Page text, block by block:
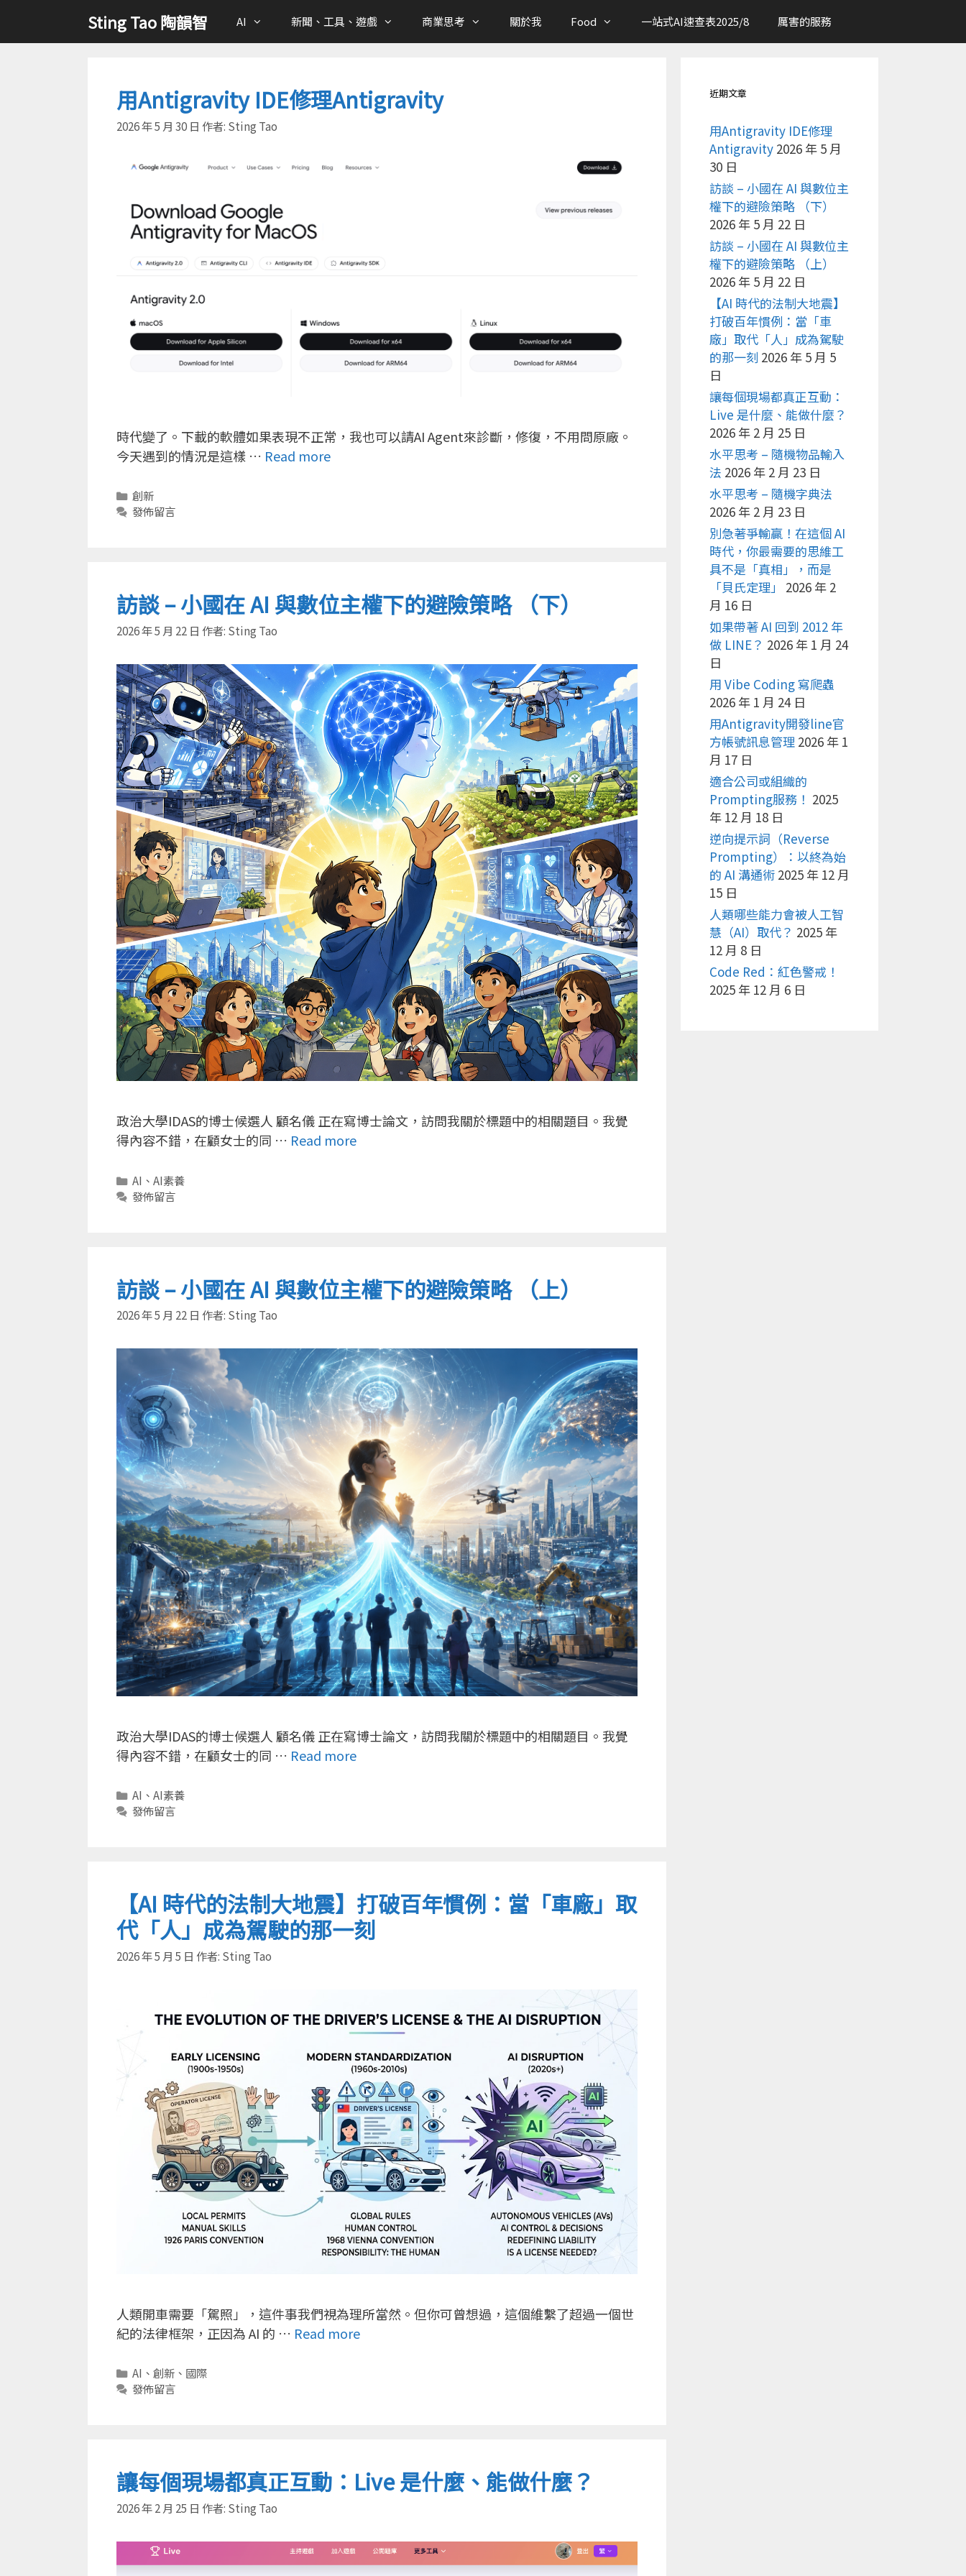
主
Sting Tao 陶韻智 AI 新聞、工具、遊戲 商業思考 關於我 Food 一站式AI速查表2025/8 厲害的服務
用Antigravity IDE修理Antigravity
2026 年 5 月 30 日 作者: Sting Tao
時代變了。下載的軟體如果表現不正常，我也可以請AI Agent來診斷，修復，不用問原廠。
今天遇到的情況是這樣 … Read more
分
類
創新
發佈留言
訪談 – 小國在 AI 與數位主權下的避險策略 （下）
2026 年 5 月 22 日 作者: Sting Tao
政治大學IDAS的博士候選人 顧名儀 正在寫博士論文，訪問我關於標題中的相關題目。我覺
得內容不錯，在顧女士的同 … Read more
分
類
AI 、AI素養
發佈留言
訪談 – 小國在 AI 與數位主權下的避險策略 （上）
2026 年 5 月 22 日 作者: Sting Tao
政治大學IDAS的博士候選人 顧名儀 正在寫博士論文，訪問我關於標題中的相關題目。我覺
得內容不錯，在顧女士的同 … Read more
分
類
AI 、AI素養
發佈留言
【AI 時代的法制大地震】打破百年慣例：當「車廠」取
代「人」成為駕駛的那一刻
2026 年 5 月 5 日 作者: Sting Tao
人類開車需要「駕照」，這件事我們視為理所當然。但你可曾想過，這個維繫了超過一個世
紀的法律框架，正因為 AI 的 … Read more
分
類
AI 、創新 、 國際
發佈留言
讓每個現場都真正互動：Live 是什麼、能做什麼？
2026 年 2 月 25 日 作者: Sting Tao
近期文章
用Antigravity IDE修理
Antigravity 2026 年 5 月
30 日
訪談 – 小國在 AI 與數位主
權下的避險策略 （下）
2026 年 5 月 22 日
訪談 – 小國在 AI 與數位主
權下的避險策略 （上）
2026 年 5 月 22 日
【AI 時代的法制大地震】
打破百年慣例：當「車
廠」取代「人」成為駕駛
的那一刻 2026 年 5 月 5
日
讓每個現場都真正互動：
Live 是什麼、能做什麼？
2026 年 2 月 25 日
水平思考 – 隨機物品輸入
法 2026 年 2 月 23 日
水平思考 – 隨機字典法
2026 年 2 月 23 日
別急著爭輸贏！在這個 AI
時代，你最需要的思維工
具不是「真相」，而是
「貝氏定理」
2026 年 2
月 16 日
如果帶著 AI 回到 2012 年
做 LINE？ 2026 年 1 月 24
日
用 Vibe Coding 寫爬蟲
2026 年 1 月 24 日
用Antigravity開發line官
方帳號訊息管理 2026 年 1
月 17 日
適合公司或組織的
Prompting服務！ 2025
年 12 月 18 日
逆向提示詞（Reverse
Prompting）：以終為始
的 AI 溝通術 2025 年 12 月
15 日
人類哪些能力會被人工智
慧（AI）取代？ 2025 年
12 月 8 日
Code Red：紅色警戒！
2025 年 12 月 6 日